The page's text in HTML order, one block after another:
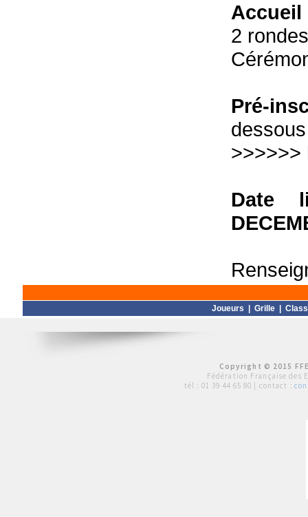
Accueil
2
Pré-
dessous
>>>>>>
Date
Joueurs Grille
Copyright © 2015
Fédération Française des
tél : 01 39 44 65 80 | contact :